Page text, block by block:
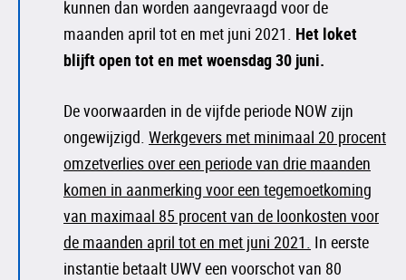
kunnen dan worden aangevraagd voor de
maanden april tot en met juni 2021. Het loket
blijft open tot en met woensdag 30 juni.
De voorwaarden in de vijfde periode NOW zijn
ongewijzigd. Werkgevers met minimaal 20 procent
omzetverlies over een periode van drie maanden
komen in aanmerking voor een tegemoetkoming
van maximaal 85 procent van de loonkosten voor
de maanden april tot en met juni 2021. In eerste
instantie betaalt UWV een voorschot van 80